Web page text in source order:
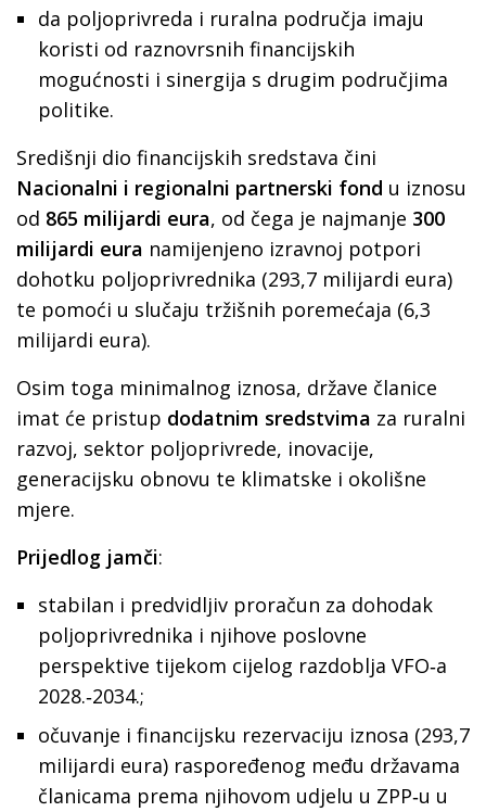
da poljoprivreda i ruralna područja imaju
koristi od raznovrsnih financijskih
mogućnosti i sinergija s drugim područjima
politike.
Središnji dio financijskih sredstava čini
Nacionalni i regionalni partnerski fond u iznosu
od 865 milijardi eura, od čega je najmanje 300
milijardi eura namijenjeno izravnoj potpori
dohotku poljoprivrednika (293,7 milijardi eura)
te pomoći u slučaju tržišnih poremećaja (6,3
milijardi eura).
Osim toga minimalnog iznosa, države članice
imat će pristup dodatnim sredstvima za ruralni
razvoj, sektor poljoprivrede, inovacije,
generacijsku obnovu te klimatske i okolišne
mjere.
Prijedlog jamči:
stabilan i predvidljiv proračun za dohodak
poljoprivrednika i njihove poslovne
perspektive tijekom cijelog razdoblja VFO‑a
2028.‑2034.;
očuvanje i financijsku rezervaciju iznosa (293,7
milijardi eura) raspoređenog među državama
članicama prema njihovom udjelu u ZPP‑u u